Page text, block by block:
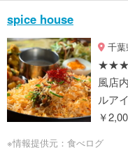
spice house
千
風店
ルア
￥
※情報提供元：食べログ